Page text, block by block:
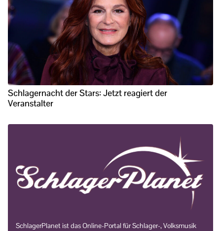
Schlagernacht der Stars: Jetzt reagiert der
Veranstalter
SchlagerPlanet ist das Online-Portal für Schlager-, Volksmusik